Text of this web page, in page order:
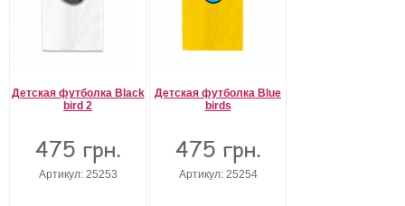
Детская футболка Black
bird 2
475 грн.
Артикул: 25253
Детская футболка Blue
birds
475 грн.
Артикул: 25254